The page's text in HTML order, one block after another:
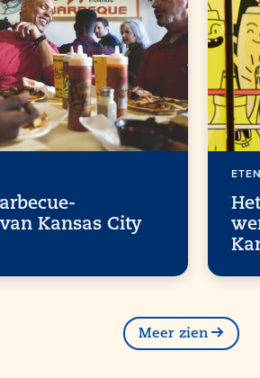
Kansas City
Meer zien